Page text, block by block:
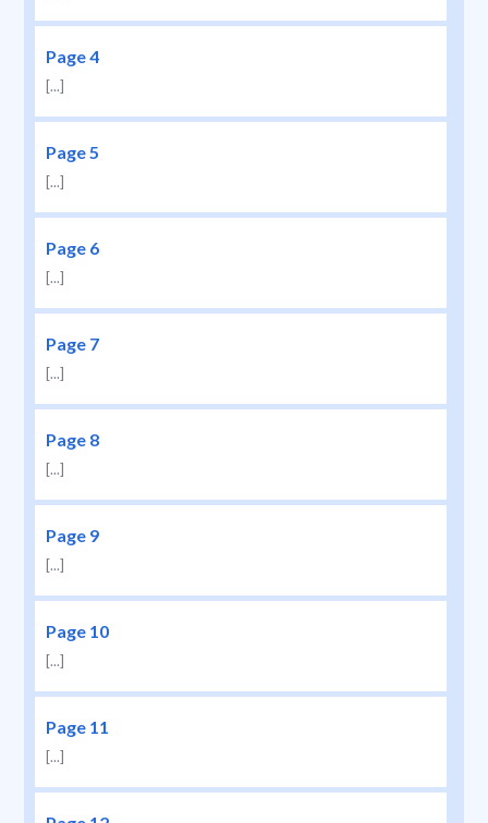
Page 4
[...]
Page 5
[...]
Page 6
[...]
Page 7
[...]
Page 8
[...]
Page 9
[...]
Page 10
[...]
Page 11
[...]